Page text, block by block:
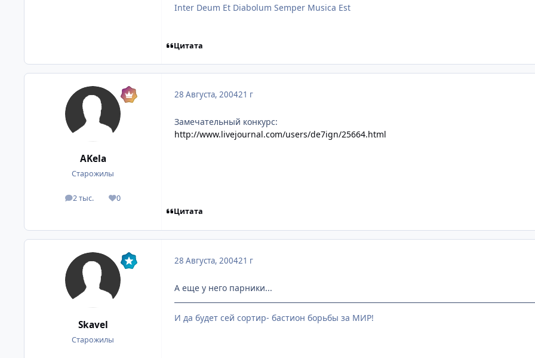
Inter Deum Et Diabolum Semper Musica Est
Цитата
AKela
Старожилы
2 тыс.
посты 0
Репутация
28 Августа, 200421 г
Замечательный конкурс:
http://www.livejournal.com/users/de7ign/25664.html
Цитата
Skavel
Старожилы
28 Августа, 200421 г
А еще у него парники...
И да будет сей сортир- бастион борьбы за МИР!